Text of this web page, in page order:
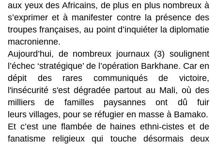
aux yeux des Africains, de plus en plus nombreux à
s’exprimer et à manifester contre la présence des
troupes françaises, au point d’inquiéter la diplomatie
macronienne.
Aujourd’hui, de nombreux journaux (3) soulignent
l’échec ‘stratégique’ de l’opération Barkhane. Car en
dépit des rares communiqués de victoire,
l'insécurité s'est dégradée partout au Mali, où des
milliers de familles paysannes ont dû fuir
leurs villages, pour se réfugier en masse à Bamako.
Et c’est une flambée de haines ethni-cistes et de
fanatisme religieux qui touche désormais deux